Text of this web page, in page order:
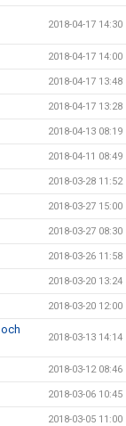
2018-04-17 14:30
2018-04-17 14:00
2018-04-17 13:48
2018-04-17 13:28
2018-04-13 08:19
2018-04-11 08:49
2018-03-28 11:52
2018-03-27 15:00
2018-03-27 08:30
2018-03-26 11:58
2018-03-20 13:24
2018-03-20 12:00
2018-03-13 14:14
2018-03-12 08:46
2018-03-06 10:45
2018-03-05 11:00